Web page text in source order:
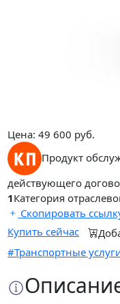
Цена:49 600 руб.
Продукт
действующего
1Категория
Скопировать
Купить сейчас
#Транспортные